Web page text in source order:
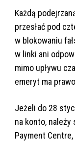
Każdą
przesłać pod
w blokowaniu
w linki ani
mimo upływu
emeryt ma
Jeżeli do 28
na konto,
Payment